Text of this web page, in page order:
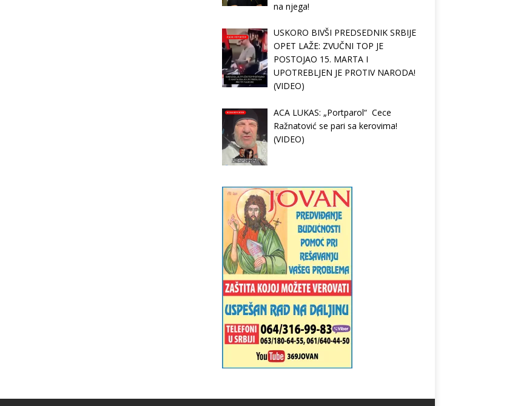
na njega!
USKORO BIVŠI PREDSEDNIK SRBIJE
OPET LAŽE: ZVUČNI TOP JE
POSTOJAO 15. MARTA I
UPOTREBLJEN JE PROTIV NARODA!
(VIDEO)
ACA LUKAS: „Portparol“ Cece
Ražnatović se pari sa kerovima!
(VIDEO)